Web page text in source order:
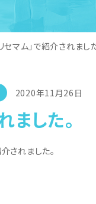
セマム」で紹介されまし
2020年11月26日
ました。
されました。